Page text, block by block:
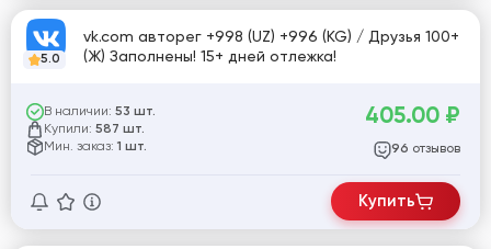
5.0
vk.com авторег +998 (UZ) +996 (KG) / Друзья 100+
(Ж) Заполнены! 15+ дней отлежка!
В наличии: 53 шт.
Купили: 587 шт.
Мин. заказ: 1 шт.
405.00 ₽
96 отзывов
Купить